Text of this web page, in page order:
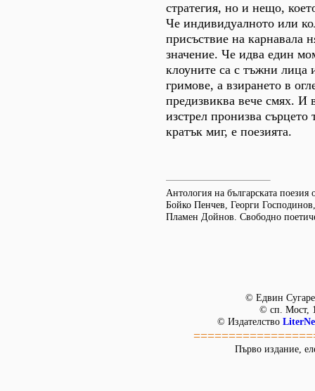
стратегия, но и нещо,
Че индивидуалното или
присъствие на карнавала
значение. Че идва един
клоуните са с тъжни лица
гримове, а взирането в
предизвиква вече смях. И
изстрел пронизва сърцето
кратък миг, е поезията.
Антология на българската поезия
Бойко Пенчев, Георги
Пламен Дойнов. Свободно
© Едвин
© сп. Мост,
© Издателство
Първо издание,